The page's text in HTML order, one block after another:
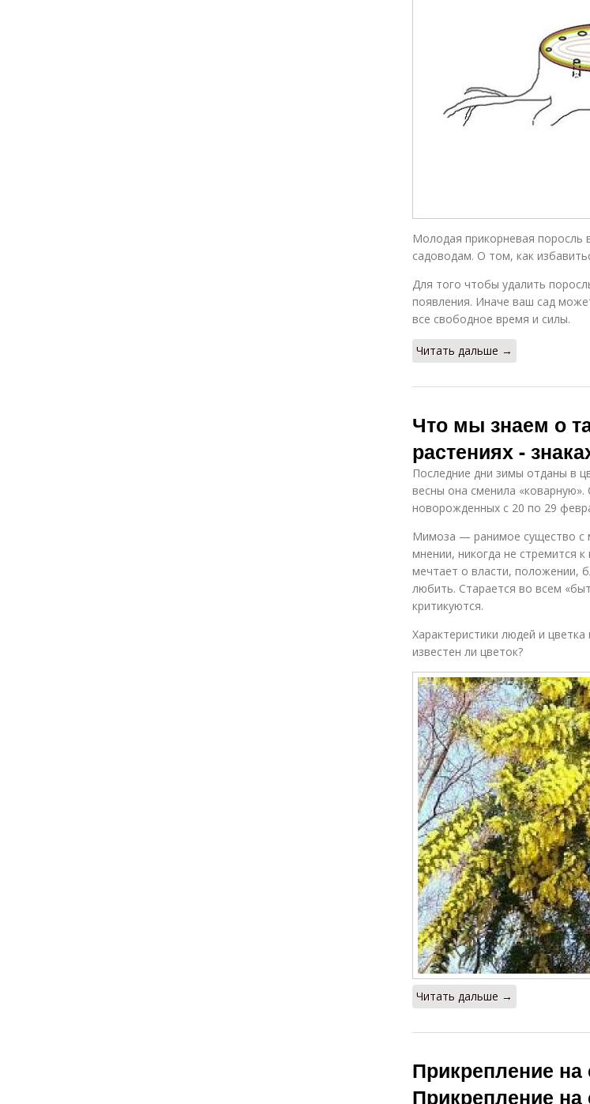
Молодая прикорневая поросль
садоводам. О том, как
Для того чтобы удалить
появления. Иначе ваш сад
все свободное время и силы.
Читать дальше →
Что мы знаем о
растениях -
Последние дни зимы отданы в
весны она сменила «коварную».
новорожденных с 20 по 29
Мимоза — ранимое существо с
мнении, никогда не стремится
мечтает о власти, положении,
любить. Старается во всем
критикуются.
Характеристики людей и
известен ли цветок?
Читать дальше →
Прикрепление на
Прикрепление на